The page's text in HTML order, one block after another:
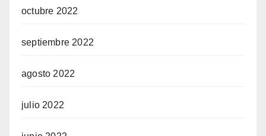
octubre 2022
septiembre 2022
agosto 2022
julio 2022